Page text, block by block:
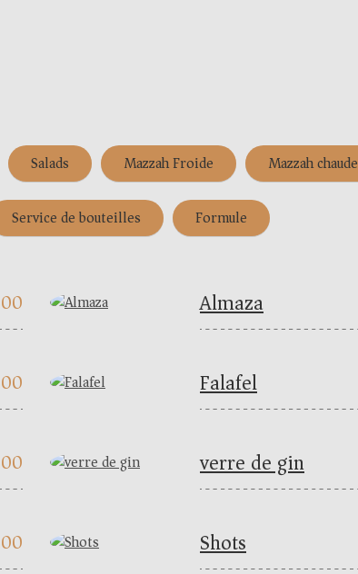
Salads Mazzah Froide Mazzah chaude
Service de bouteilles Formule
Almaza
Falafel
verre de gin
Shots